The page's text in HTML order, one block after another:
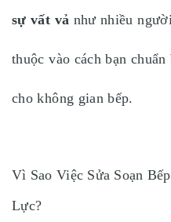
sự vất vả như nhiều
thuộc vào cách bạn
cho không gian bếp.
Vì Sao Việc Sửa Soạn
Lực?